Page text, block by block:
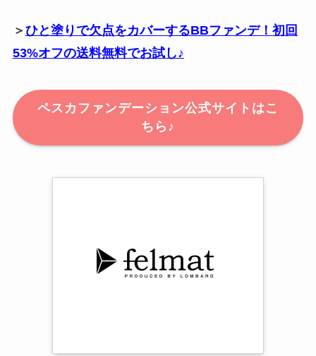
＞ ひと塗りで欠点をカバーするBBファンデ！初回
53%オフの送料無料でお試し♪
ペスカファンデーション公式サイトはこ
ちら♪